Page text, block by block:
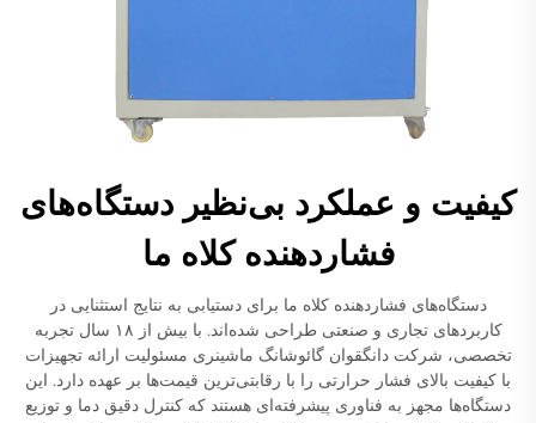
کیفیت و عملکرد بی‌نظیر دستگاه‌های
فشاردهنده کلاه ما
دستگاه‌های فشاردهنده کلاه ما برای دستیابی به نتایج استثنایی در
کاربردهای تجاری و صنعتی طراحی شده‌اند. با بیش از ۱۸ سال تجربه
تخصصی، شرکت دانگقوان گائوشانگ ماشینری مسئولیت ارائه تجهیزات
با کیفیت بالای فشار حرارتی را با رقابتی‌ترین قیمت‌ها بر عهده دارد. این
دستگاه‌ها مجهز به فناوری پیشرفته‌ای هستند که کنترل دقیق دما و توزیع